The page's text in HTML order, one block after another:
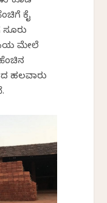
ಕೈ
ಮೇಲೆ
ಹಲವಾರು